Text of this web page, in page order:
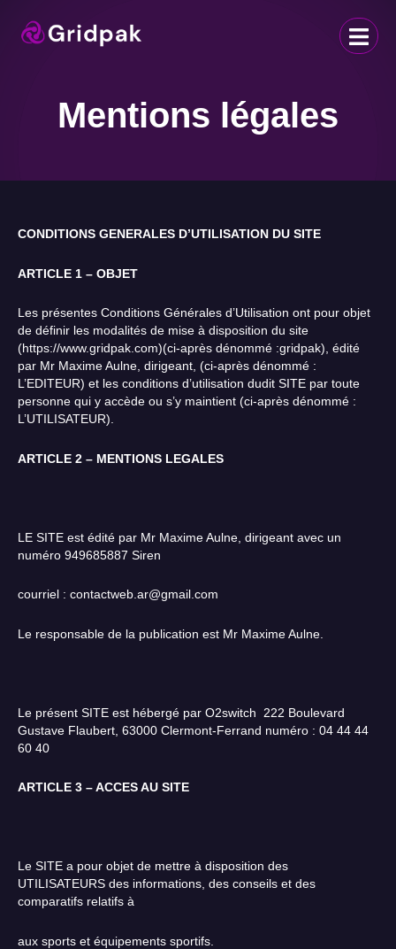
Mentions légales
CONDITIONS GENERALES D’UTILISATION DU SITE
ARTICLE 1 – OBJET
Les présentes Conditions Générales d’Utilisation ont pour objet
de définir les modalités de mise à disposition du site
(https://www.gridpak.com)(ci-après dénommé :gridpak), édité
par Mr Maxime Aulne, dirigeant, (ci-après dénommé :
L’EDITEUR) et les conditions d’utilisation dudit SITE par toute
personne qui y accède ou s’y maintient (ci-après dénommé :
L’UTILISATEUR).
ARTICLE 2 – MENTIONS LEGALES
LE SITE est édité par Mr Maxime Aulne, dirigeant avec un
numéro 949685887 Siren
courriel : contactweb.ar@gmail.com
Le responsable de la publication est Mr Maxime Aulne.
Le présent SITE est hébergé par O2switch 222 Boulevard
Gustave Flaubert, 63000 Clermont-Ferrand numéro : 04 44 44
60 40
ARTICLE 3 – ACCES AU SITE
Le SITE a pour objet de mettre à disposition des
UTILISATEURS des informations, des conseils et des
comparatifs relatifs à
aux sports et équipements sportifs.